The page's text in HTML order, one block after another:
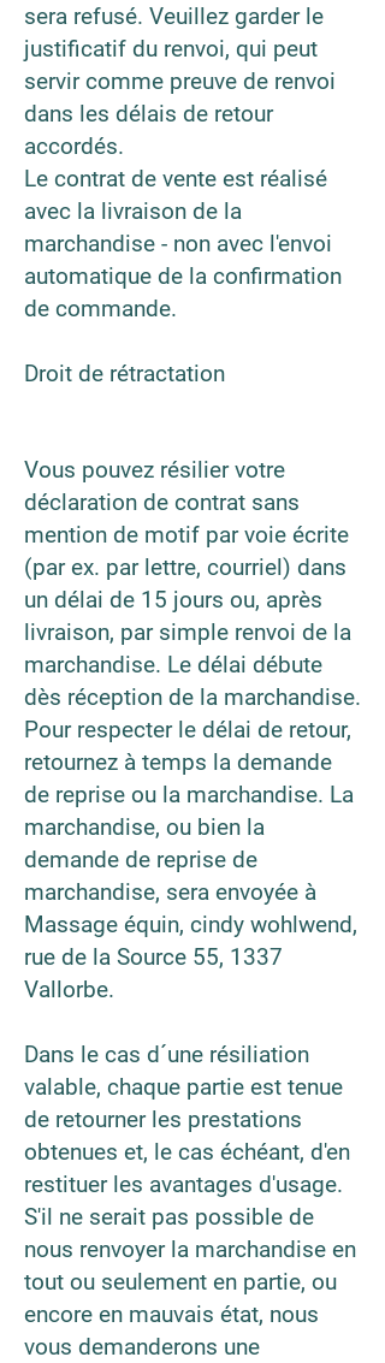
sera refusé. Veuillez garder le
justificatif du renvoi, qui peut
servir comme preuve de renvoi
dans les délais de retour
accordés.
Le contrat de vente est réalisé
avec la livraison de la
marchandise - non avec l'envoi
automatique de la confirmation
de commande.
Droit de rétractation
Vous pouvez résilier votre
déclaration de contrat sans
mention de motif par voie écrite
(par ex. par lettre, courriel) dans
un délai de 15 jours ou, après
livraison, par simple renvoi de la
marchandise. Le délai débute
dès réception de la marchandise.
Pour respecter le délai de retour,
retournez à temps la demande
de reprise ou la marchandise. La
marchandise, ou bien la
demande de reprise de
marchandise, sera envoyée à
Massage équin, cindy wohlwend,
rue de la Source 55, 1337
Vallorbe.
Dans le cas d´une résiliation
valable, chaque partie est tenue
de retourner les prestations
obtenues et, le cas échéant, d'en
restituer les avantages d'usage.
S'il ne serait pas possible de
nous renvoyer la marchandise en
tout ou seulement en partie, ou
encore en mauvais état, nous
vous demanderons une